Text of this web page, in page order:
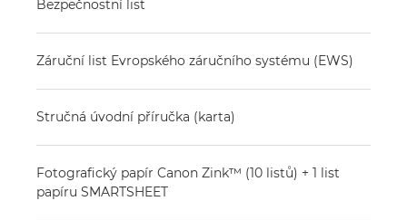
Bezpečnostní list
Záruční list Evropského záručního systému (EWS)
Stručná úvodní příručka (karta)
Fotografický papír Canon Zink™ (10 listů) + 1 list
papíru SMARTSHEET